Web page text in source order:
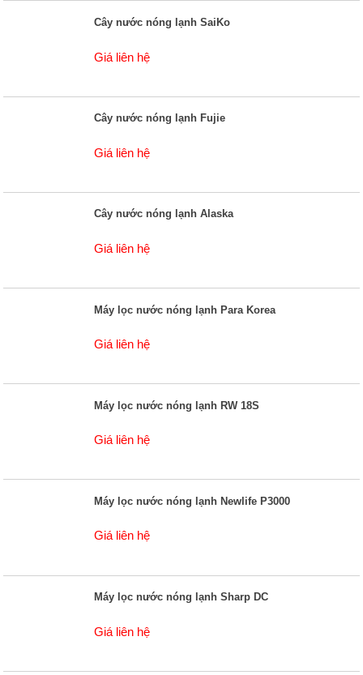
Cây nước nóng lạnh SaiKo
Giá liên hệ
Cây nước nóng lạnh Fujie
Giá liên hệ
Cây nước nóng lạnh Alaska
Giá liên hệ
Máy lọc nước nóng lạnh Para Korea
Giá liên hệ
Máy lọc nước nóng lạnh RW 18S
Giá liên hệ
Máy lọc nước nóng lạnh Newlife P3000
Giá liên hệ
Máy lọc nước nóng lạnh Sharp DC
Giá liên hệ